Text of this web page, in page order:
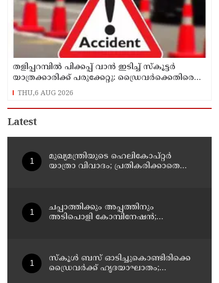
തളിപ്പറമ്പിൽ പിക്കപ്പ് വാൻ ഇടിച്ച് സ്‌കൂട്ടർ
യാത്രക്കാരിക്ക് പരുക്കേറ്റു: ഡ്രൈവർക്കെതിരെ
കേസെടുത്തു
THU,6 AUG 2026
Latest
മുഖ്യമന്ത്രിയുടെ ഹെലികോപ്റ്റര്‍
യാത്രാ വിവാദം; പ്രതികരിക്കാതെ
ചപ്പാത്തിക്കും അപ്പത്തിനും
അടിപൊളി കോമ്പിനേഷൻ;
സ്കൂൾ ബസ് ഓടിച്ചുകൊണ്ടിരിക്കെ
ഡ്രൈവർക്ക് ഹൃദയാഘാതം;